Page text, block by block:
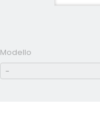
Modello
-